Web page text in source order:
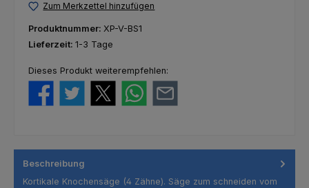
Zum Merkzettel hinzufügen
Produktnummer: XP-V-BS1
Lieferzeit: 1-3 Tage
Dieses Produkt weiterempfehlen:
Beschreibung
Kortikale Knochensäge (4 Zähne). Säge zum schneiden vom